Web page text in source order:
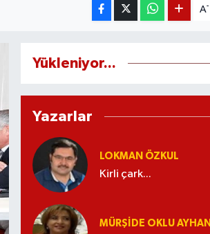
A-
Yükleniyor...
Yazarlar
LOKMAN ÖZKUL
Kirli çark...
MÜRŞIDE OKLU AYHAN